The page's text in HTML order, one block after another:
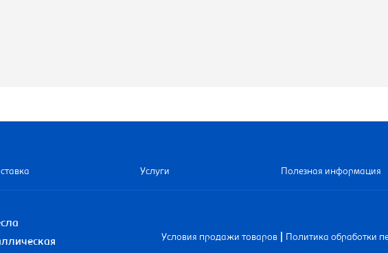
Услуги Полезная информация
Условия продажи товаров Политика обработки